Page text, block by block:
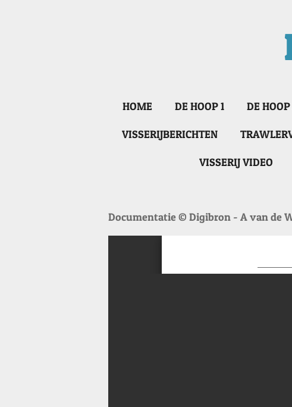
HOME DE HOOP 1 DE
VISSERIJBERICHTEN
VISSERIJ VIDEO
Documentatie © Digibron - A van de